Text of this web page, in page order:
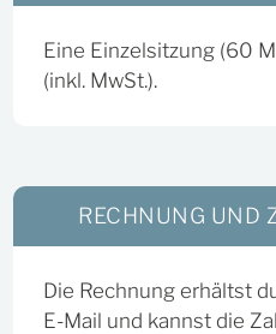
Eine Einzelsitzung (60
(inkl. MwSt.).
RECHNUNG UND
Die Rechnung erhältst
E-Mail und kannst die